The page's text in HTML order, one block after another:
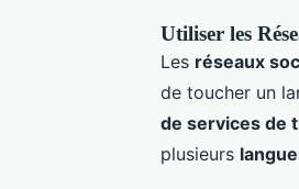
Utiliser les
Les réseaux
de toucher un
de services de
plusieurs